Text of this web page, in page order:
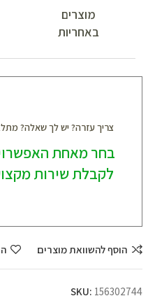
מוצרים
באחריות
צריך עזרה? יש לך שאלה?
בחר מאחת
לקבלת שירות
הוסף להשוואת מוצרים
SKU: 156302744